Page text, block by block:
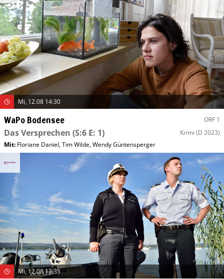
Mi, 12.08 14:30
WaPo Bodensee ORF 1
Das Versprechen (S:6 E: 1) Krimi (D 2023)
Mit: Floriane Daniel,Tim Wilde,Wendy Güntensperger
Mi, 12.08 13:35